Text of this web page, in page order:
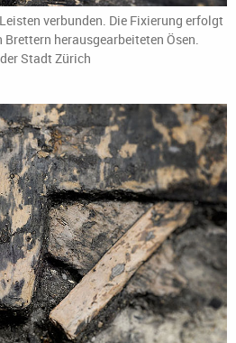
verbunden. Die Fixierung erfolgt
herausgearbeiteten Ösen.
Stadt Zürich